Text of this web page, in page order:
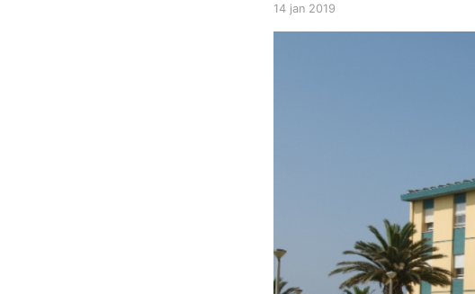
14 jan 2019